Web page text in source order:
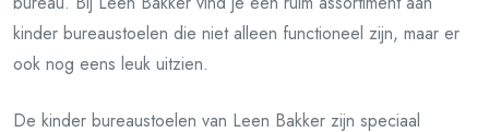
kinder bureaustoelen die niet alleen functioneel zijn, maar er
ook nog eens leuk uitzien.
De kinder bureaustoelen van Leen Bakker zijn speciaal